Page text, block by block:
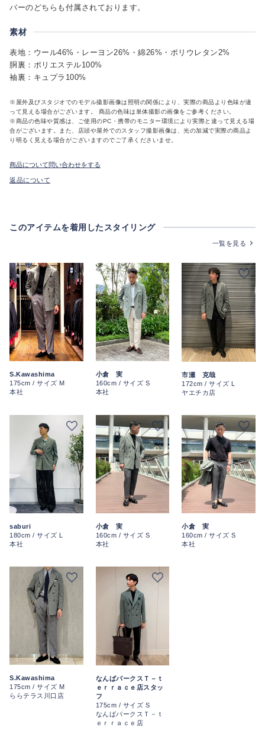
バーのどちらも付属されております。
素材
表地：ウール46%・レーヨン26%・綿26%・ポリウレタン2%
胴裏：ポリエステル100%
袖裏：キュプラ100%
※屋外及びスタジオでのモデル撮影画像は照明の関係により、実際の商品より色味が違
って見える場合がございます。 商品の色味は単体撮影の画像をご参考ください。
※商品の色味や質感は、ご使用のPC・携帯のモニター環境により実際と違って見える場
合がございます。また、店頭や屋外でのスタッフ撮影画像は、光の加減で実際の商品よ
り明るく見える場合がございますのでご了承くださいませ。
商品について問い合わせをする
返品について
このアイテムを着用したスタイリング
一覧を見る
S.Kawashima
175cm / サイズ M
本社
小倉 実
160cm / サイズ S
本社
市瀬 克哉
172cm / サイズ L
ヤエチカ店
saburi
180cm / サイズ L
本社
小倉 実
160cm / サイズ S
本社
小倉 実
160cm / サイズ S
本社
S.Kawashima
175cm / サイズ M
ららテラス川口店
なんばパークスＴ－ｔ
ｅｒｒａｃｅ店スタッ
フ
175cm / サイズ S
なんばパークスＴ－ｔ
ｅｒｒａｃｅ店